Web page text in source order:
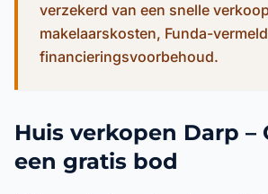
verzekerd van een snelle
makelaarskosten, Funda-
financieringsvoorbehoud.
Huis verkopen Darp –
een gratis bod